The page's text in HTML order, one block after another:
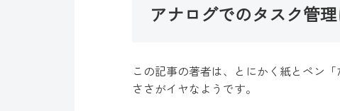
アナログでのタスク管
この記事の著者は、とにかく紙とペン
ささがイヤなようです。